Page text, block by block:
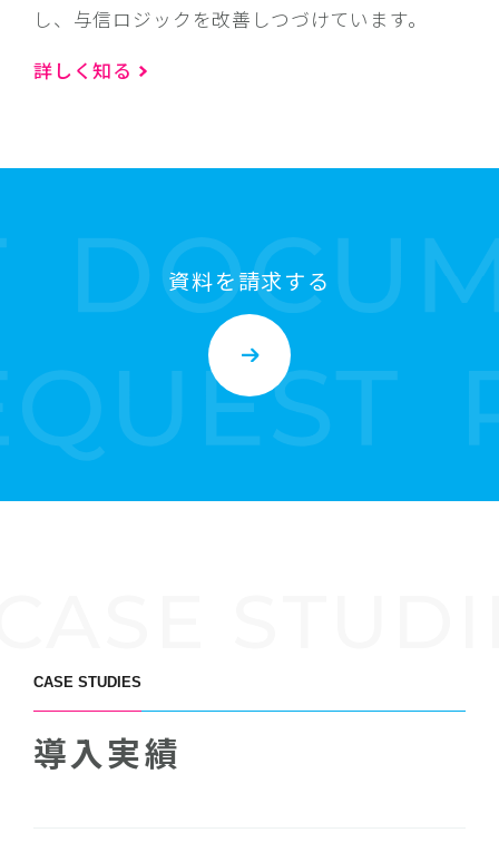
し、与信ロジックを改善しつづけています。
詳しく知る
資料を請求する
CASE STUDIES
導入実績